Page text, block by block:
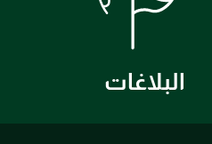
البلاغات